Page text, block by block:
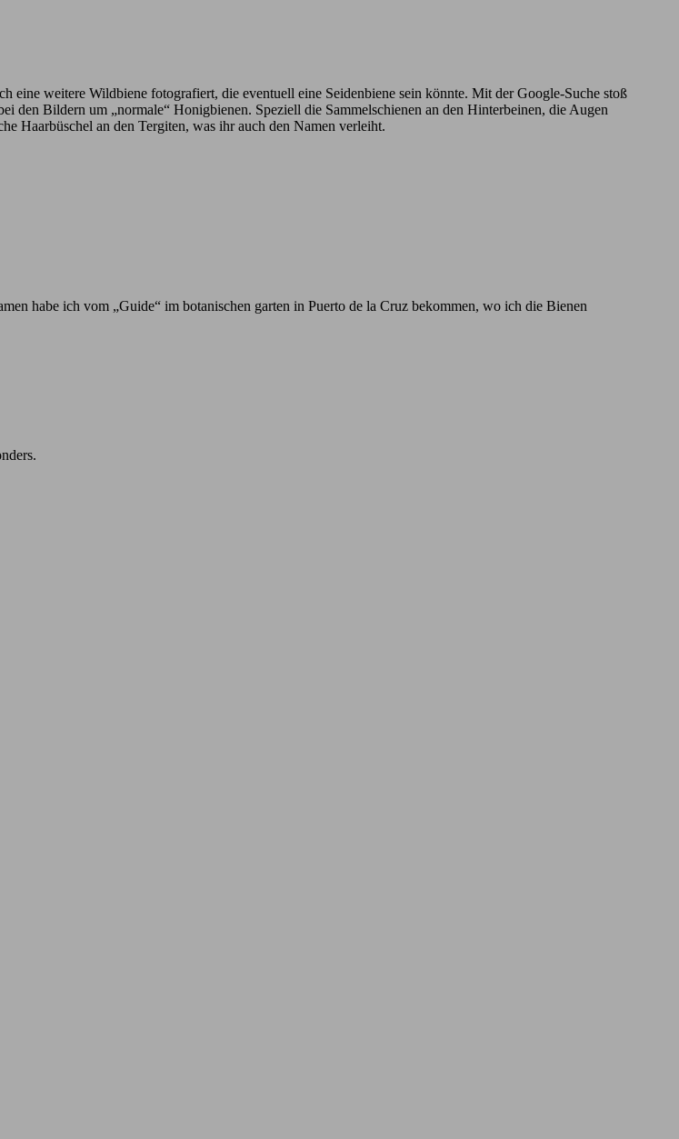
eine weitere Wildbiene fotografiert, die eventuell eine Seidenbiene sein könnte. Mit der Google-Suche stoß
den Bildern um „normale“ Honigbienen. Speziell die Sammelschienen an den Hinterbeinen, die Augen
Haarbüschel an den Tergiten, was ihr auch den Namen verleiht.
habe ich vom „Guide“ im botanischen garten in Puerto de la Cruz bekommen, wo ich die Bienen